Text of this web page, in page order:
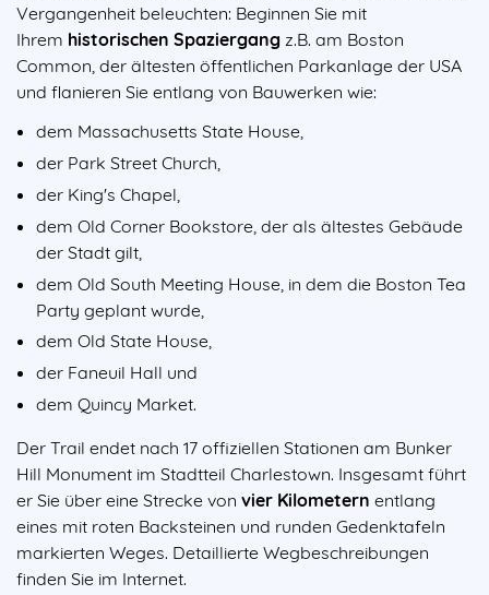
Vergangenheit beleuchten: Beginnen Sie mit
Ihrem historischen Spaziergang z.B. am Boston
Common, der ältesten öffentlichen Parkanlage der USA
und flanieren Sie entlang von Bauwerken wie:
dem Massachusetts State House,
der Park Street Church,
der King's Chapel,
dem Old Corner Bookstore, der als ältestes Gebäude
der Stadt gilt,
dem Old South Meeting House, in dem die Boston Tea
Party geplant wurde,
dem Old State House,
der Faneuil Hall und
dem Quincy Market.
Der Trail endet nach 17 offiziellen Stationen am Bunker
Hill Monument im Stadtteil Charlestown. Insgesamt führt
er Sie über eine Strecke von vier Kilometern entlang
eines mit roten Backsteinen und runden Gedenktafeln
markierten Weges. Detaillierte Wegbeschreibungen
finden Sie im Internet.